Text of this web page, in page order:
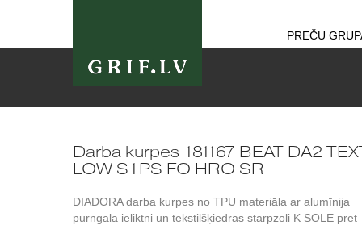
PREČU
Darba kurpes 181167 BEAT DA2
LOW S1PS FO HRO SR
DIADORA darba kurpes no TPU materiāla ar alumīnija
purngala ieliktni un tekstilšķiedras starpzoli K SOLE pret